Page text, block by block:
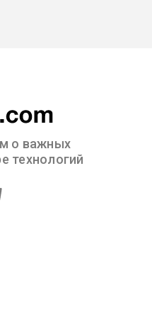
о важных
технологий